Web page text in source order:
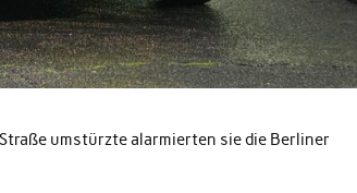
umstürzte alarmierten sie die Berliner